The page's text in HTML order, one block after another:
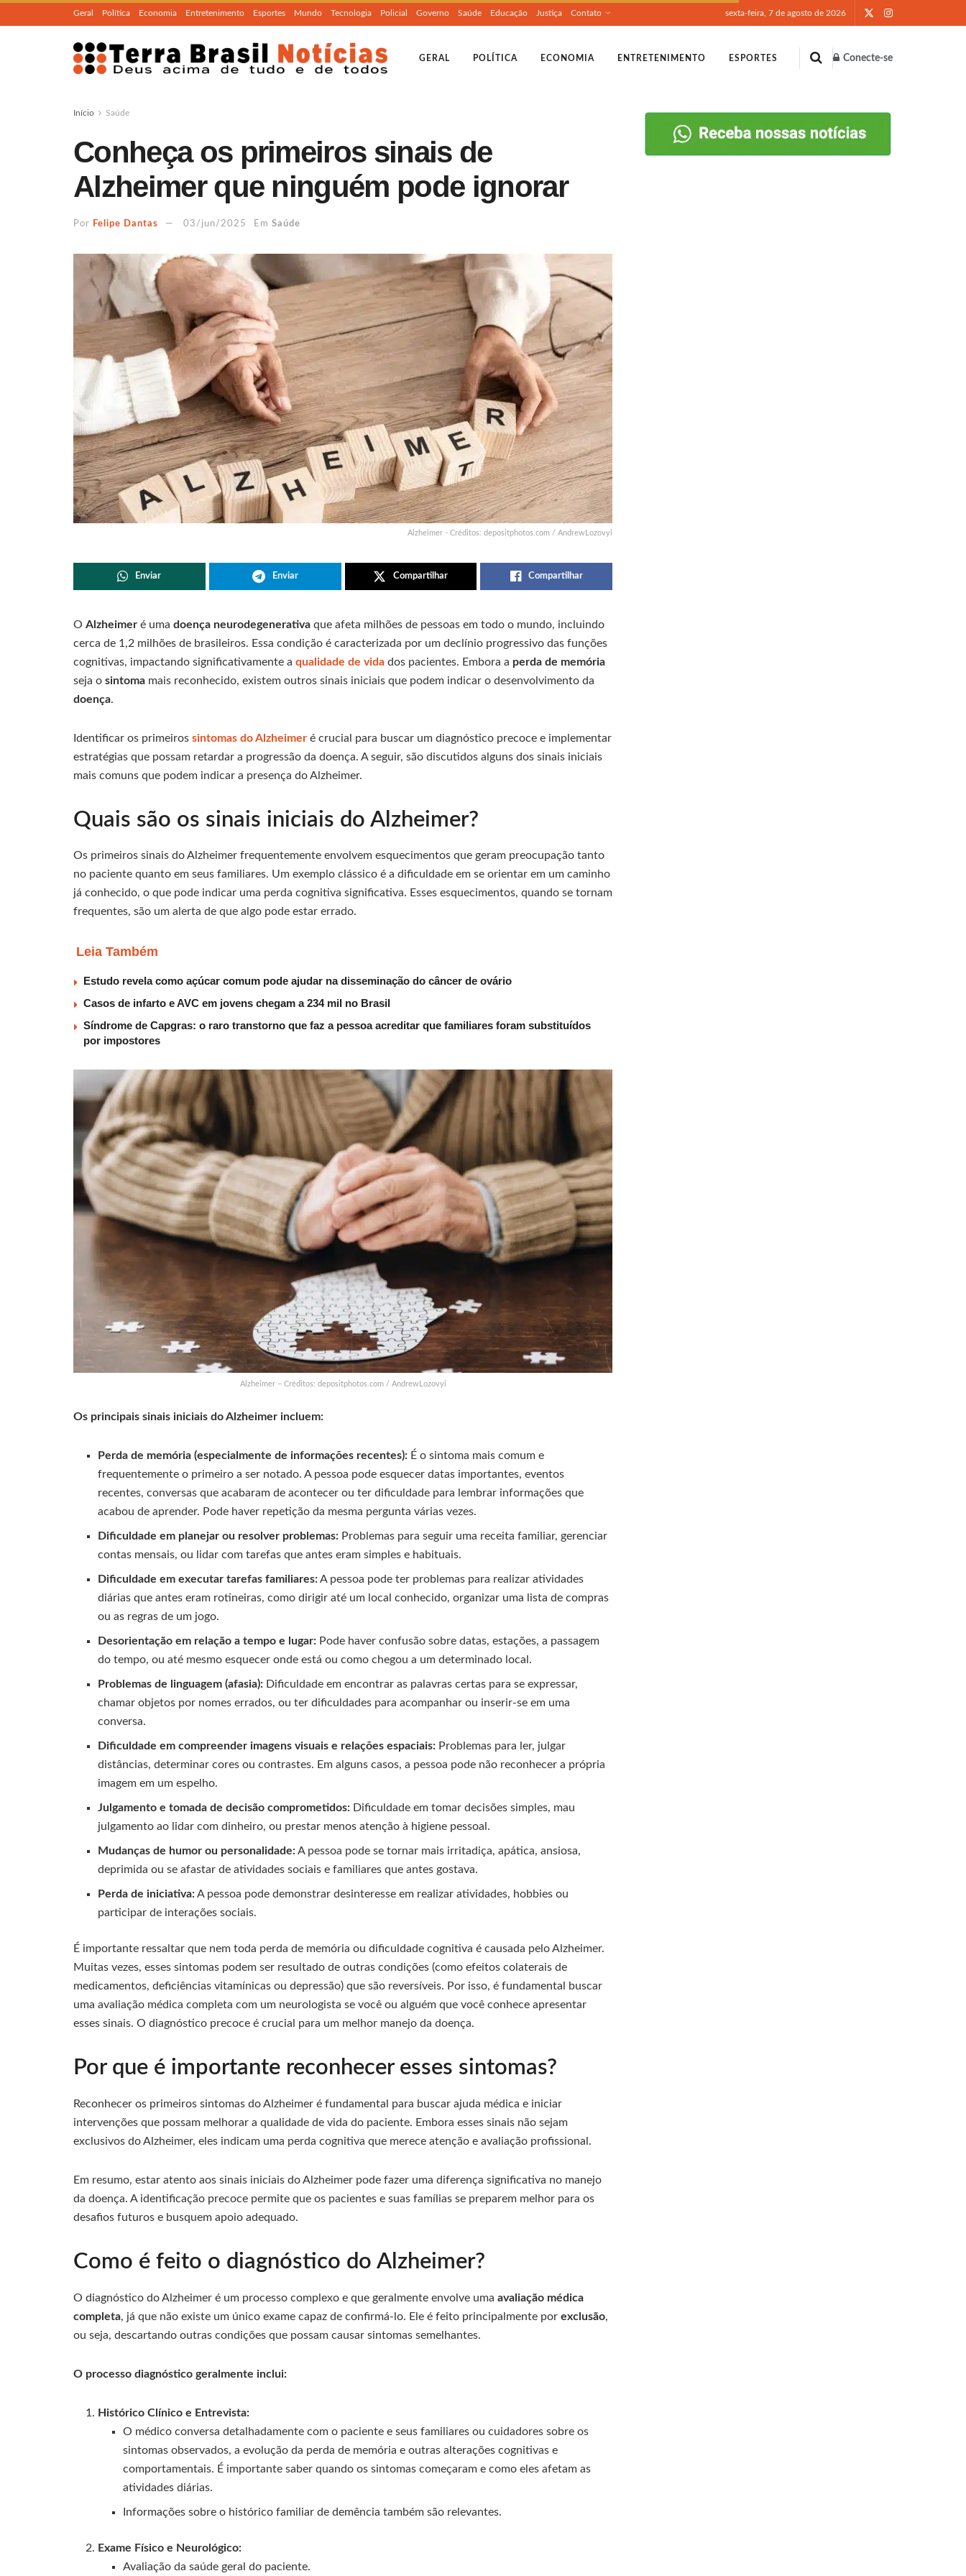
Geral Política Economia Entretenimento Esportes Mundo Tecnologia Policial Governo Saúde Educação Justiça Contato sexta-feira, 7 de agosto de 2026
GERAL POLÍTICA ECONOMIA ENTRETENIMENTO ESPORTES Conecte-se
Início Saúde
Conheça os primeiros sinais de
Alzheimer que ninguém pode ignorar
Por Felipe Dantas 03/jun/2025 Em Saúde
Alzheimer - Créditos: depositphotos.com / AndrewLozovyi
Enviar Enviar Compartilhar Compartilhar
O Alzheimer é uma doença neurodegenerativa que afeta milhões de pessoas em todo o mundo, incluindo
cerca de 1,2 milhões de brasileiros. Essa condição é caracterizada por um declínio progressivo das funções
cognitivas, impactando significativamente a qualidade de vida dos pacientes. Embora a perda de memória
seja o sintoma mais reconhecido, existem outros sinais iniciais que podem indicar o desenvolvimento da
doença.
Identificar os primeiros sintomas do Alzheimer é crucial para buscar um diagnóstico precoce e implementar
estratégias que possam retardar a progressão da doença. A seguir, são discutidos alguns dos sinais iniciais
mais comuns que podem indicar a presença do Alzheimer.
Quais são os sinais iniciais do Alzheimer?
Os primeiros sinais do Alzheimer frequentemente envolvem esquecimentos que geram preocupação tanto
no paciente quanto em seus familiares. Um exemplo clássico é a dificuldade em se orientar em um caminho
já conhecido, o que pode indicar uma perda cognitiva significativa. Esses esquecimentos, quando se tornam
frequentes, são um alerta de que algo pode estar errado.
Leia Também
Estudo revela como açúcar comum pode ajudar na disseminação do câncer de ovário
Casos de infarto e AVC em jovens chegam a 234 mil no Brasil
Síndrome de Capgras: o raro transtorno que faz a pessoa acreditar que familiares foram substituídos
por impostores
Alzheimer – Créditos: depositphotos.com / AndrewLozovyi
Os principais sinais iniciais do Alzheimer incluem:
Perda de memória (especialmente de informações recentes): É o sintoma mais comum e
frequentemente o primeiro a ser notado. A pessoa pode esquecer datas importantes, eventos
recentes, conversas que acabaram de acontecer ou ter dificuldade para lembrar informações que
acabou de aprender. Pode haver repetição da mesma pergunta várias vezes.
Dificuldade em planejar ou resolver problemas: Problemas para seguir uma receita familiar, gerenciar
contas mensais, ou lidar com tarefas que antes eram simples e habituais.
Dificuldade em executar tarefas familiares:A pessoa pode ter problemas para realizar atividades
diárias que antes eram rotineiras, como dirigir até um local conhecido, organizar uma lista de compras
ou as regras de um jogo.
Desorientação em relação a tempo e lugar: Pode haver confusão sobre datas, estações, a passagem
do tempo, ou até mesmo esquecer onde está ou como chegou a um determinado local.
Problemas de linguagem (afasia): Dificuldade em encontrar as palavras certas para se expressar,
chamar objetos por nomes errados, ou ter dificuldades para acompanhar ou inserir-se em uma
conversa.
Dificuldade em compreender imagens visuais e relações espaciais: Problemas para ler, julgar
distâncias, determinar cores ou contrastes. Em alguns casos, a pessoa pode não reconhecer a própria
imagem em um espelho.
Julgamento e tomada de decisão comprometidos: Dificuldade em tomar decisões simples, mau
julgamento ao lidar com dinheiro, ou prestar menos atenção à higiene pessoal.
Mudanças de humor ou personalidade:A pessoa pode se tornar mais irritadiça, apática, ansiosa,
deprimida ou se afastar de atividades sociais e familiares que antes gostava.
Perda de iniciativa:A pessoa pode demonstrar desinteresse em realizar atividades, hobbies ou
participar de interações sociais.
É importante ressaltar que nem toda perda de memória ou dificuldade cognitiva é causada pelo Alzheimer.
Muitas vezes, esses sintomas podem ser resultado de outras condições (como efeitos colaterais de
medicamentos, deficiências vitamínicas ou depressão) que são reversíveis. Por isso, é fundamental buscar
uma avaliação médica completa com um neurologista se você ou alguém que você conhece apresentar
esses sinais. O diagnóstico precoce é crucial para um melhor manejo da doença.
Por que é importante reconhecer esses sintomas?
Reconhecer os primeiros sintomas do Alzheimer é fundamental para buscar ajuda médica e iniciar
intervenções que possam melhorar a qualidade de vida do paciente. Embora esses sinais não sejam
exclusivos do Alzheimer, eles indicam uma perda cognitiva que merece atenção e avaliação profissional.
Em resumo, estar atento aos sinais iniciais do Alzheimer pode fazer uma diferença significativa no manejo
da doença. A identificação precoce permite que os pacientes e suas famílias se preparem melhor para os
desafios futuros e busquem apoio adequado.
Como é feito o diagnóstico do Alzheimer?
O diagnóstico do Alzheimer é um processo complexo e que geralmente envolve uma avaliação médica
completa, já que não existe um único exame capaz de confirmá-lo. Ele é feito principalmente por exclusão,
ou seja, descartando outras condições que possam causar sintomas semelhantes.
O processo diagnóstico geralmente inclui:
Histórico Clínico e Entrevista:
O médico conversa detalhadamente com o paciente e seus familiares ou cuidadores sobre os
sintomas observados, a evolução da perda de memória e outras alterações cognitivas e
comportamentais. É importante saber quando os sintomas começaram e como eles afetam as
atividades diárias.
Informações sobre o histórico familiar de demência também são relevantes.
Exame Físico e Neurológico:
Avaliação da saúde geral do paciente.